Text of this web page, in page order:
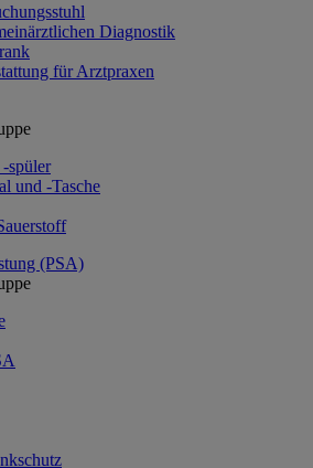
Diagnostik
für Arztpraxen
spüler
und -Tasche
(PSA)